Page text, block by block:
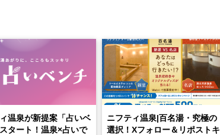
温泉が新提案「占いベ
タート！温泉×占いで
ニフティ温泉|百名湯・究極の
選択！Xフォロー＆リポストキ